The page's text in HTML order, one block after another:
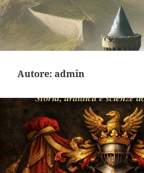
Autore: admin